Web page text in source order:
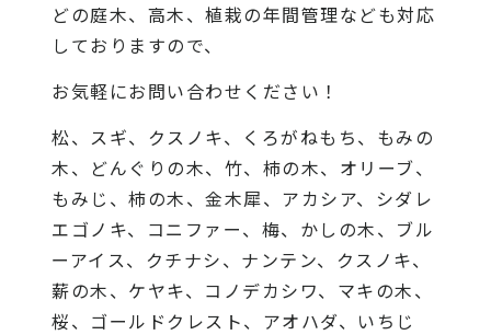
どの庭木、高木、植栽の年間管理なども対応
しておりますので、
お気軽にお問い合わせください！
松、スギ、クスノキ、くろがねもち、もみの
木、どんぐりの木、竹、柿の木、オリーブ、
もみじ、柿の木、金木犀、アカシア、シダレ
エゴノキ、コニファー、梅、かしの木、ブル
ーアイス、クチナシ、ナンテン、クスノキ、
薪の木、ケヤキ、コノデカシワ、マキの木、
桜、ゴールドクレスト、アオハダ、いちじ